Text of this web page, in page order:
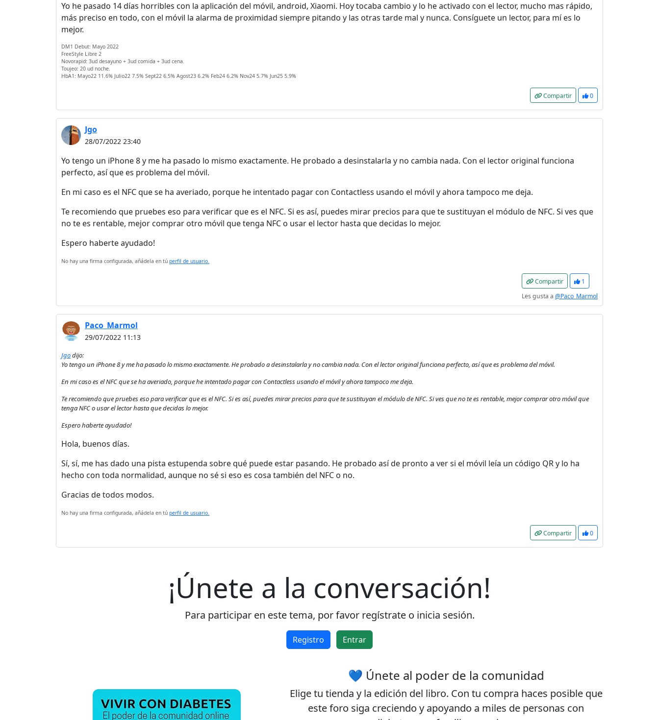
Yo he pasado 14 días horribles con la aplicación del móvil, android, Xiaomi. Hoy tocaba cambio y lo he activado con el lector, mucho mas rápido,
más preciso en todo, con el móvil la alarma de proximidad siempre pitando y las otras tarde mal y nunca. Consíguete un lector, para mí es lo
mejor.
DM1 Debut: Mayo 2022
FreeStyle Libre 2
Novorapid: 3ud desayuno + 3ud comida + 3ud cena.
Toujeo: 20 ud noche.
HbA1: Mayo22 11.6% Julio22 7.5% Sept22 6.5% Agost23 6.2% Feb24 6.2% Nov24 5.7% Jun25 5.9%
Compartir 0
Jgo
28/07/2022 23:40
Yo tengo un iPhone 8 y me ha pasado lo mismo exactamente. He probado a desinstalarla y no cambia nada. Con el lector original funciona
perfecto, así que es problema del móvil.
En mi caso es el NFC que se ha averiado, porque he intentado pagar con Contactless usando el móvil y ahora tampoco me deja.
Te recomiendo que pruebes eso para verificar que es el NFC. Si es así, puedes mirar precios para que te sustituyan el módulo de NFC. Si ves que
no te es rentable, mejor comprar otro móvil que tenga NFC o usar el lector hasta que decidas lo mejor.
Espero haberte ayudado!
No hay una firma configurada, añádela en tú perfil de usuario.
Compartir
1
Les gusta a @Paco_Marmol
Paco_Marmol
29/07/2022 11:13
Jgodijo:
Yo tengo un iPhone 8 y me ha pasado lo mismo exactamente. He probado a desinstalarla y no cambia nada. Con el lector original funciona perfecto, así que es problema del móvil.
En mi caso es el NFC que se ha averiado, porque he intentado pagar con Contactless usando el móvil y ahora tampoco me deja.
Te recomiendo que pruebes eso para verificar que es el NFC. Si es así, puedes mirar precios para que te sustituyan el módulo de NFC. Si ves que no te es rentable, mejor comprar otro móvil que
tenga NFC o usar el lector hasta que decidas lo mejor.
Espero haberte ayudado!
Hola, buenos días.
Sí, sí, me has dado una pista estupenda sobre qué puede estar pasando. He probado así de pronto a ver si el móvil leía un código QR y lo ha
hecho con toda normalidad, aunque no sé si eso es cosa también del NFC o no.
Gracias de todos modos.
No hay una firma configurada, añádela en tú perfil de usuario.
Compartir 0
¡Únete a la conversación!
Para participar en este tema, por favor regístrate o inicia sesión.
Registro Entrar
💙 Únete al poder de la comunidad
Elige tu tienda y la edición del libro. Con tu compra haces posible que
este foro siga creciendo y apoyando a miles de personas con
sitio.
Leer más sobre las cookies
El registro es completamente
la comunidad y navegar por el
foro sin publicidad.